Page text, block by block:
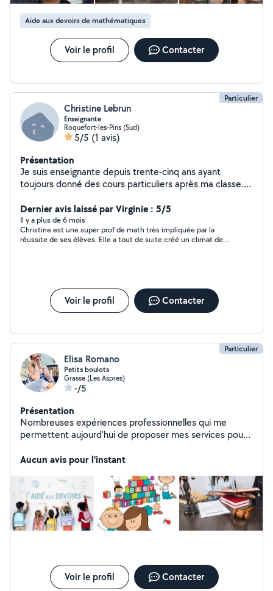
Aide aux devoirs de mathématiques
Voir le profil Contacter
Particulier
Christine Lebrun
Enseignante
Roquefort-les-Pins (Sud)
5/5 (1 avis)
Présentation
Je suis enseignante depuis trente-cinq ans ayant
toujours donné des cours particuliers après ma classe.
petits élèves sont ma plus belle récompense.
Dernier avis laissé par Virginie : 5/5
Il y a plus de 6 mois
Christine est une super prof de math très impliquée par la
réussite de ses élèves. Elle a tout de suite créé un climat de
Voir le profil Contacter
Particulier
Elisa Romano
Petits boulots
Grasse (Les Aspres)
-/5
Présentation
Nombreuses expériences professionnelles qui me
permettent aujourd'hui de proposer mes services pour
aux devoirs ) etc sur Grasse et ses alentours. Je viens
sur des petits jobs. N'hésitez pas à me contacter
Aucun avis pour l'instant
Voir le profil Contacter